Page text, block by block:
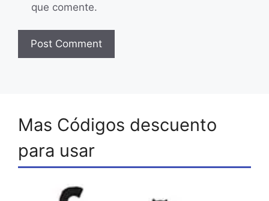
que comente.
Mas Códigos descuento
para usar